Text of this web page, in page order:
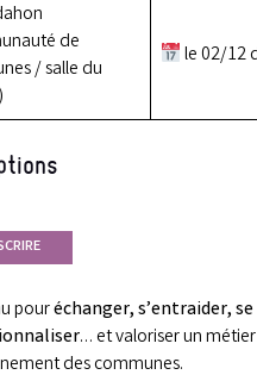
de
/ salle du
le 02/12
pouréchanger, s’entraider, se
… et valoriser un
des communes.